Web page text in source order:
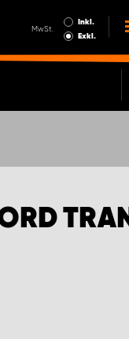
MwSt.
Inkl.
Exkl.